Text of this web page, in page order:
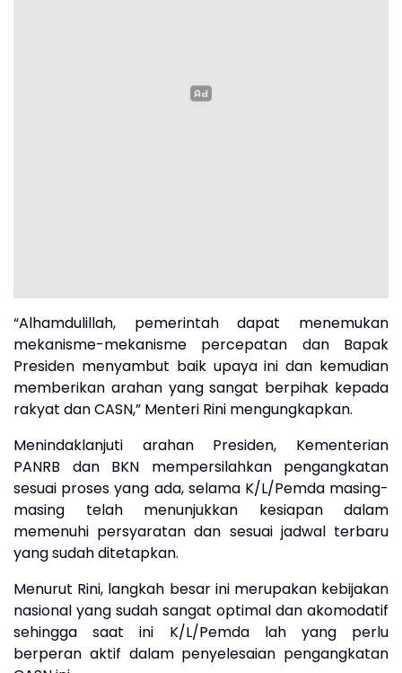
“Alhamdulillah, pemerintah dapat menemukan
mekanisme-mekanisme percepatan dan Bapak
Presiden menyambut baik upaya ini dan kemudian
memberikan arahan yang sangat berpihak kepada
rakyat dan CASN,” Menteri Rini mengungkapkan.
Menindaklanjuti arahan Presiden, Kementerian
PANRB dan BKN mempersilahkan pengangkatan
sesuai proses yang ada, selama K/L/Pemda masing-
masing telah menunjukkan kesiapan dalam
memenuhi persyaratan dan sesuai jadwal terbaru
yang sudah ditetapkan.
Menurut Rini, langkah besar ini merupakan kebijakan
nasional yang sudah sangat optimal dan akomodatif
sehingga saat ini K/L/Pemda lah yang perlu
berperan aktif dalam penyelesaian pengangkatan